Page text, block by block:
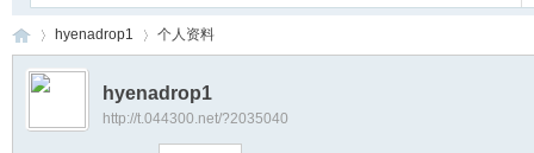
›
hyenadrop1 个人资料
hyenadrop1
http://t.044300.net/?2035040